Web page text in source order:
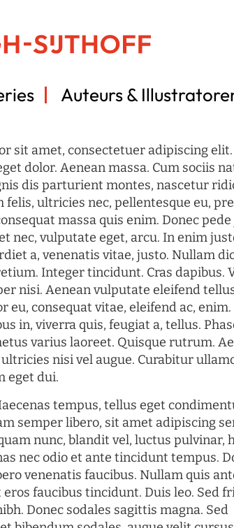
Auteurs &
sit amet, consectetuer adipiscing
dolor. Aenean massa. Cum sociis
dis parturient montes, nascetur
felis, ultricies nec, pellentesque eu,
massa quis enim. Donec
nec, vulputate eget, arcu. In enim
a, venenatis vitae, justo. Nullam
Integer tincidunt. Cras dapibus.
nisi. Aenean vulputate eleifend
eu, consequat vitae, eleifend ac,
in, viverra quis, feugiat a, tellus.
varius laoreet. Quisque rutrum.
nisi vel augue. Curabitur
eget dui.
tempus, tellus eget
semper libero, sit amet adipiscing
nunc, blandit vel, luctus pulvinar,
nec odio et ante tincidunt tempus.
venenatis faucibus. Nullam quis
faucibus tincidunt. Duis leo. Sed
Donec sodales sagittis magna. Sed